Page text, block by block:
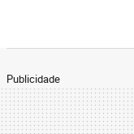
Publicidade